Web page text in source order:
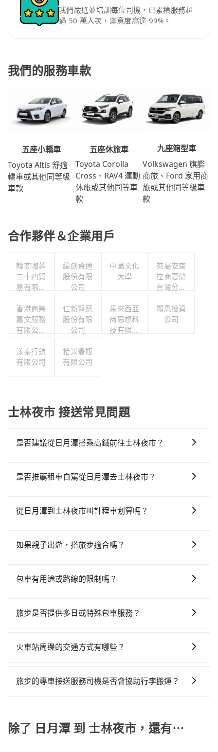
我們嚴選並培訓每位司機，已累積服務超
過 50 萬人次，滿意度高達 99%。
我們的服務車款
五座小轎車
Toyota Altis 舒適
轎車或其他同等級
車款
五座休旅車
Toyota Corolla
Cross、RAV4 運動
休旅或其他同等車
款
九座箱型車
Volkswagen 旗艦
商旅、Ford 家用商
旅或其他同等級車
款
合作夥伴＆企業用戶
韓商咖菲
二十四貿
易有限公
公司
緯創資通
股份有限
公司
中國文化
大學
英屬安奎
拉商夏鼎
台灣分公
香港商樂
嘉文服務
有限公司
司
仁新醫藥
股份有限
公司
馬來西亞
商思想科
技有限公
顯恩投資
公司
漾泰行銷
有限公司
拾米豐瓶
有限公司
士林夜市 接送常見問題
是否建議從日月潭搭乘高鐵前往士林夜市？
且難叫計程車前往高鐵站！從最早06:05一直到23:03，
程車花費約2,500元、車程約70分鐘。抵達高鐵站後，步
鐵站，每人票價700元，再用15分鐘出站、等待車站前
轉車時間共3小時3分鐘，假設2位同行，高鐵加轉乘之平
說，臨時要叫小黃的難度是雙北大城市的500倍，且日月
是外地人便漫天喊價或恣意繞路。但如果全程使用
人至少額外負擔40元車資，而且更會額外浪費20分鐘在
可再節省50%的交通費用。
是否推薦租車自駕從日月潭去士林夜市？
時不需要閉目養神（因為要自己開車），最重要的是你
$115~205承租小轎車，每公里再額外加收$3.2，從日月
回），雖已將eTag和可能的每小時40元路邊停車費用預
Yaris、Prius C、Vios這類乘坐體驗較差的車款，如果人
發現仍有上一組乘客遺留的垃圾或者撞凹的車門仍未被
還，又或者要還車時卻偏偏找不到停車位，對於急著用
距離，在遇到下雨天或者載行李時，就顯得非常不便。
從日月潭到士林夜市叫計程車划算嗎？
灣大車隊和Yoxi，如果在路邊攔不到車，也可考慮打電
元間，但如改預約tripool可省高達$4,500。但如果你無
說要臨時叫到小黃的難度是台北或新北的500倍之多。再
綜合以上，無論在價格或服務品質上，tripool都是你從
如果親子出遊，搭旅步適合嗎？
椅及兒童用增高墊供您選購(租借300元/個)，讓您和孩子
包車有用途或路線的限制嗎？
要是長途交通且途中遵守台灣法律，無論是清明掃墓、
約叫車、機場接送、定期洗腎、包月上下班，或者任何
統編，在結帳時可以受理，並於乘車後一週內寄出電子
旅步是否提供多日或特殊包車服務？
專人回覆您。
火車站周邊的交通方式有哪些？
方式： 公車或客運：乘坐公車或客運到達或離開火車
開火車站，是最便利的，無需與人共乘、快速抵達。
旅步的專車接送服務司機是否會協助行李搬運？
除了 日月潭 到 士林夜市，還有⋯